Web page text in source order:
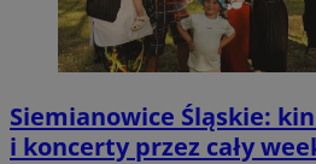
Siemianowice Śląskie:
i koncerty przez cały